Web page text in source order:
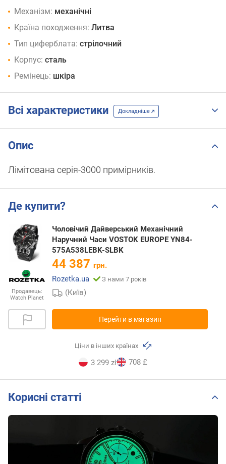
Механізм: механічні
Країна походження: Литва
Тип циферблата: стрілочний
Корпус: сталь
Ремінець: шкіра
Всі характеристики Докладніше
Опис
Лімітована серія-3000 примірників.
Де купити?
Продавець:
Watch Planet
Чоловічий Дайверський Механічний
Наручний Часи VOSTOK EUROPE YN84-
575A538LEBK-SLBK
44 387 грн.
Rozetka.ua
З нами 7 років
(Київ)
Перейти в магазин
Ціни в інших країнах
3 299 zł 708 £
Корисні статті